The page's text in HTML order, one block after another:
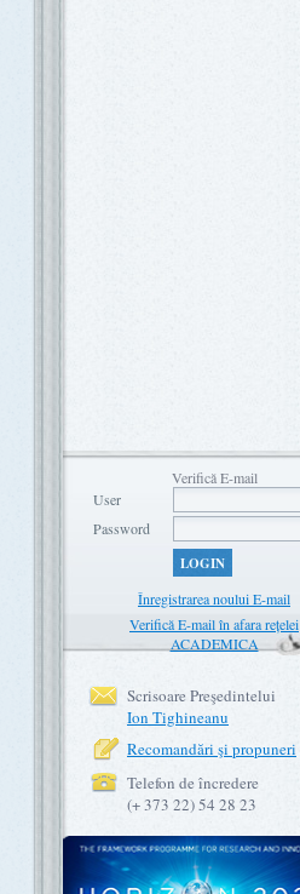
Verifică E-mail
User
Password
LOGIN
Înregistrarea noului E-mail
Verifică E-mail în afara rețelei
ACADEMICA
Scrisoare Preşedintelui
Ion Tighineanu
Recomandări şi propuneri
Telefon de încredere
(+ 373 22) 54 28 23